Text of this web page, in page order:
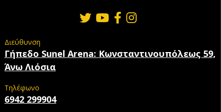
Διεύθυνση
Γήπεδο Sunel Arena: Κωνσταντινουπόλεως 59,
Άνω Λιόσια
Τηλέφωνο
6942 299904